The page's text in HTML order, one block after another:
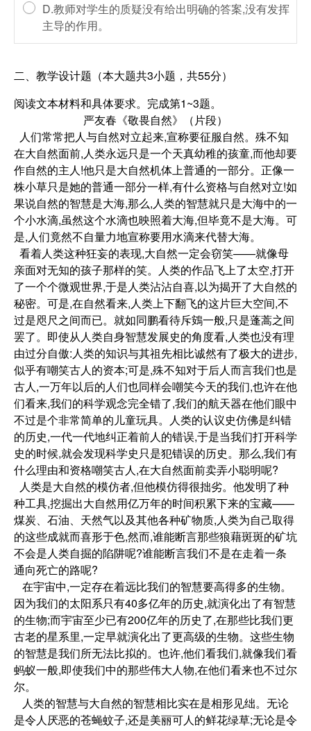
D.教师对学生的质疑没有给出明确的答案,没有发挥
主导的作用。
二、教学设计题（本大题共3小题，共55分）
阅读文本材料和具体要求。完成第1~3题。
严友春《敬畏自然》（片段）
人们常常把人与自然对立起来,宣称要征服自然。殊不知
在大自然面前,人类永远只是一个天真幼稚的孩童,而他却要
作自然的主人!他只是大自然机体上普通的一部分。正像一
株小草只是她的普通一部分一样,有什么资格与自然对立!如
果说自然的智慧是大海,那么,人类的智慧就只是大海中的一
个小水滴,虽然这个水滴也映照着大海,但毕竟不是大海。可
是,人们竟然不自量力地宣称要用水滴来代替大海。
看着人类这种狂妄的表现,大自然一定会窃笑——就像母
亲面对无知的孩子那样的笑。人类的作品飞上了太空,打开
了一个个微观世界,于是人类沾沾自喜,以为揭开了大自然的
秘密。可是,在自然看来,人类上下翻飞的这片巨大空间,不
过是咫尺之间而已。就如同鹏看待斥鴳一般,只是蓬蒿之间
罢了。即使从人类自身智慧发展史的角度看,人类也没有理
由过分自傲:人类的知识与其祖先相比诚然有了极大的进步,
似乎有嘲笑古人的资本;可是,殊不知对于后人而言我们也是
古人,一万年以后的人们也同样会嘲笑今天的我们,也许在他
们看来,我们的科学观念完全错了,我们的航天器在他们眼中
不过是个非常简单的儿童玩具。人类的认议史仿佛是纠错
的历史,一代一代地纠正着前人的错误,于是当我们打开科学
史的时候,就会发现科学史只是犯错误的历史。那么,我们有
什么理由和资格嘲笑古人,在大自然面前卖弄小聪明呢?
人类是大自然的模仿者,但他模仿得很拙劣。他发明了种
种工具,挖掘出大自然用亿万年的时间积累下来的宝藏——
煤炭、石油、天然气以及其他各种矿物质,人类为自己取得
的这些成就而喜形于色,然而,谁能断言那些狼藉斑斑的矿坑
不会是人类自掘的陷阱呢?谁能断言我们不是在走着一条
通向死亡的路呢?
在宇宙中,一定存在着远比我们的智慧要高得多的生物。
因为我们的太阳系只有40多亿年的历史,就演化出了有智慧
的生物;而宇宙至少已有200亿年的历史了,在那些比我们更
古老的星系里,一定早就演化出了更高级的生物。这些生物
的智慧是我们所无法比拟的。也许,他们看我们,就像我们看
蚂蚁一般,即使我们中的那些伟大人物,在他们看来也不过尔
尔。
人类的智慧与大自然的智慧相比实在是相形见绌。无论
是令人厌恶的苍蝇蚊子,还是美丽可人的鲜花绿草;无论是令